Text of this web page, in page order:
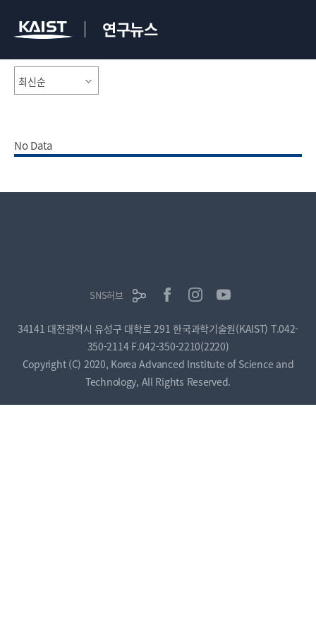
연구뉴스
No Data
SNS허브
34141 대전광역시 유성구 대학로 291 한국과학기술원(KAIST) T.042-
350-2114 F.042-350-2210(2220)
Copyright (C) 2020, Korea Advanced Institute of Science and
Technology, All Rights Reserved.